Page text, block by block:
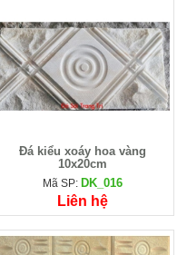
Đá kiểu xoáy hoa vàng
10x20cm
Mã SP: DK_016
Liên hệ